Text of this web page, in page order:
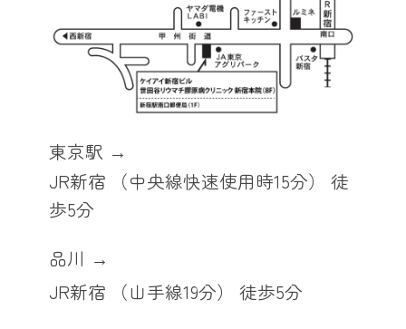
東京駅
JR新宿 （中央線快速使用時15分） 徒
歩5分
品川
JR新宿 （山手線19分） 徒歩5分